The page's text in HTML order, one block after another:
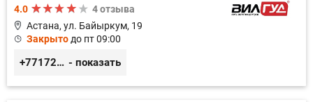
4.0
4 отзыва
Астана, ул. Байыркум, 19
Закрыто до пт 09:00
+77172978380 - показать